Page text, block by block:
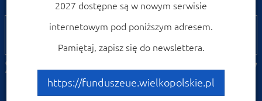
17
czerwca
Spotkanie informacyjne w
Krotoszynie "Fundusze
2027 dostępne są w nowym serwisie
internetowym pod poniższym adresem.
Pamiętaj, zapisz się do newslettera.
https://funduszeue.wielkopolskie.pl